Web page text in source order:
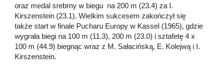
oraz medal srebrny w biegu na 200 m (23.4) za I.
Kirszenstein (23.1). Wielkim sukcesem zakończył się
także start w finale Pucharu Europy w Kassel (1965), gdzie
wygrała biegi na 100 m (11.3), 200 m (23.0) i sztafetę 4 x
100 m (44.9) biegnąc wraz z M. Sałacińską, E. Kolejwą i I.
Kirszenstein.